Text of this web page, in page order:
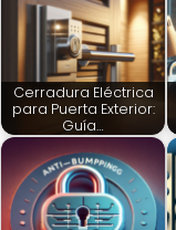
Cerradura Eléctrica
para Puerta Exterior:
Guía…